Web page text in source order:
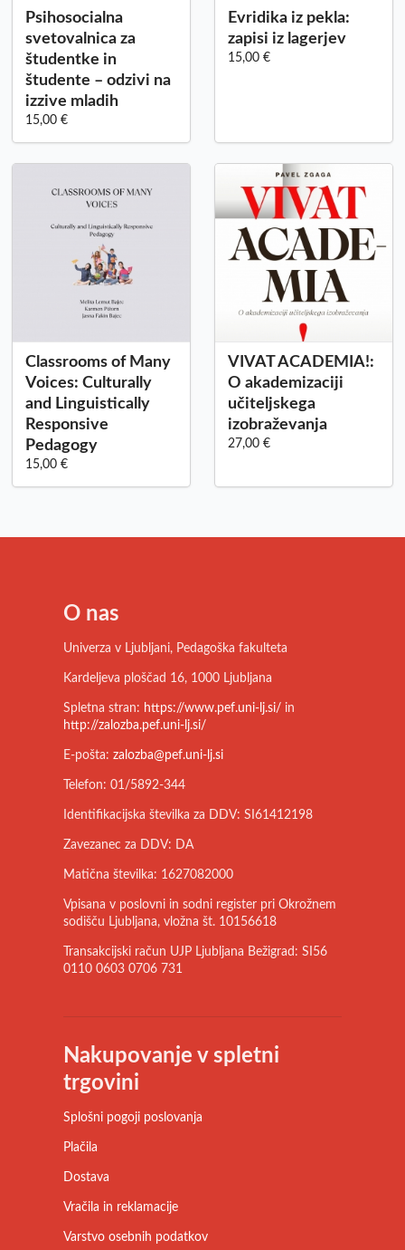
Psihosocialna
svetovalnica za
študentke in
študente – odzivi na
izzive mladih
15,00 €
Evridika iz pekla:
zapisi iz lagerjev
15,00 €
Classrooms of Many
Voices: Culturally
and Linguistically
Responsive
Pedagogy
15,00 €
VIVAT ACADEMIA!:
O akademizaciji
učiteljskega
izobraževanja
27,00 €
O nas
Univerza v Ljubljani, Pedagoška fakulteta
Kardeljeva ploščad 16, 1000 Ljubljana
Spletna stran: https://www.pef.uni-lj.si/ in
http://zalozba.pef.uni-lj.si/
E-pošta: zalozba@pef.uni-lj.si
Telefon: 01/5892-344
Identifikacijska številka za DDV: SI61412198
Zavezanec za DDV: DA
Matična številka: 1627082000
Vpisana v poslovni in sodni register pri Okrožnem
sodišču Ljubljana, vložna št. 10156618
Transakcijski račun UJP Ljubljana Bežigrad: SI56
0110 0603 0706 731
Nakupovanje v spletni
trgovini
Splošni pogoji poslovanja
Plačila
Dostava
Vračila in reklamacije
Varstvo osebnih podatkov